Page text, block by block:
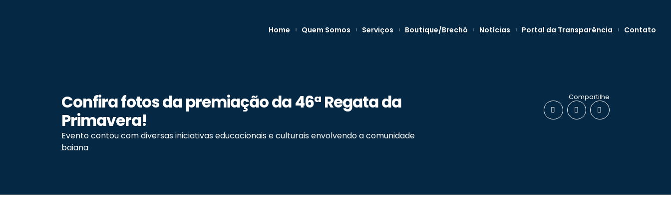
Home Quem Somos Serviços Boutique/Brechó Notícias Portal da Transparência Contato
Confira fotos da premiação da 46ª Regata da
Primavera!
Evento contou com diversas iniciativas educacionais e culturais envolvendo a comunidade
baiana
Compartilhe